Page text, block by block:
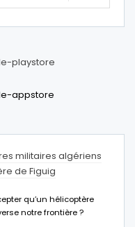
militaires algériens
de Figuig
qu’un hélicoptère
notre frontière ?